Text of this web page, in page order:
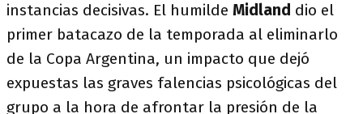
instancias decisivas. El humilde Midland dio el
primer batacazo de la temporada al eliminarlo
de la Copa Argentina, un impacto que dejó
expuestas las graves falencias psicológicas del
grupo a la hora de afrontar la presión de la